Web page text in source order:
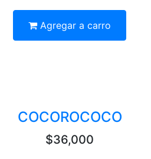
Agregar a carro
COCOROCOCO
$36,000